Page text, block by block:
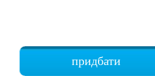
придбати